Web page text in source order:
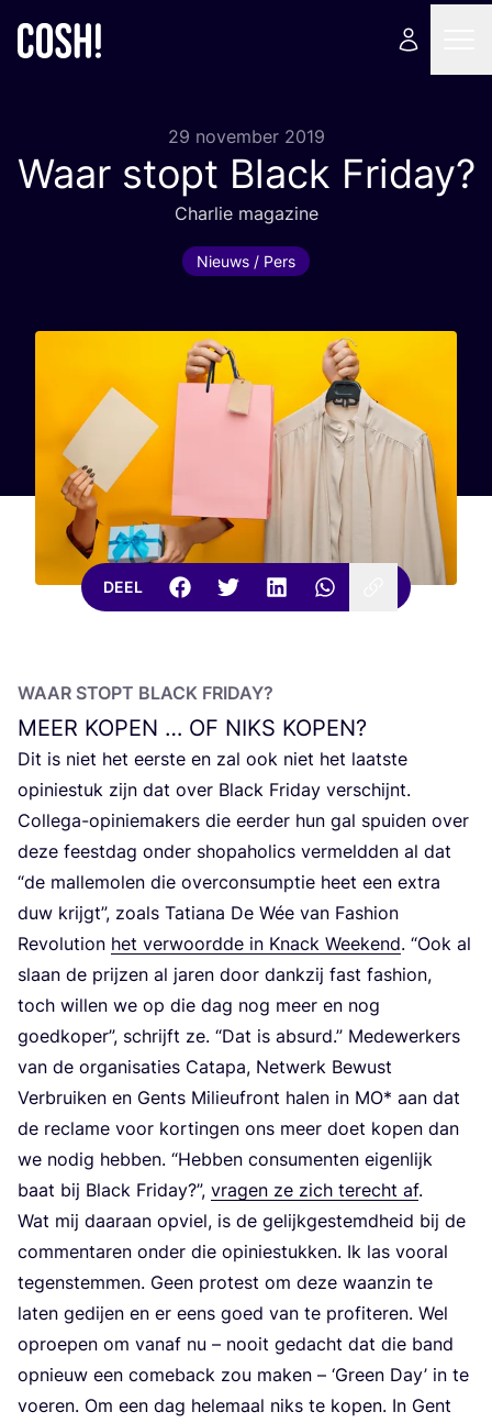
29 november 2019
Waar stopt Black Friday?
Char­lie magazine
Nieuws / Pers
DEEL
WAAR STOPT BLACK FRIDAY?
MEER KOPEN … OF NIKS KOPEN?
Dit is niet het eer­ste en zal ook niet het laat­ste
opi­nie­stuk zijn dat over Black Fri­day ver­schijnt.
Col­le­ga-opi­nie­ma­kers die eer­der hun gal spui­den over
deze feest­dag onder sho­pa­ho­lics ver­meld­den al dat
“de mal­le­mo­len die over­con­sump­tie heet een extra
duw krijgt”, zoals Tati­a­na De Wée van Fas­hi­on
Revo­lu­ti­on het ver­woord­de in Knack Week­end. “Ook al
slaan de prij­zen al jaren door dank­zij fast fas­hi­on,
toch wil­len we op die dag nog meer en nog
goed­ko­per”, schrijft ze. “Dat is absurd.” Mede­wer­kers
van de orga­ni­sa­ties Cata­pa, Net­werk Bewust
Ver­brui­ken en Gents Mili­eu­front halen in MO* aan dat
de recla­me voor kor­tin­gen ons meer doet kopen dan
we nodig heb­ben. “Heb­ben con­su­men­ten eigen­lijk
baat bij Black Fri­day?”, vra­gen ze zich terecht af.
Wat mij daar­aan opviel, is de gelijk­ge­stemd­heid bij de
com­men­ta­ren onder die opi­nie­stuk­ken. Ik las voor­al
tegen­stem­men. Geen pro­test om deze waan­zin te
laten gedij­en en er eens goed van te pro­fi­te­ren. Wel
oproe­pen om van­af nu – nooit gedacht dat die band
opnieuw een come­back zou maken – ‘Green Day’ in te
voe­ren. Om een dag hele­maal niks te kopen. In Gent